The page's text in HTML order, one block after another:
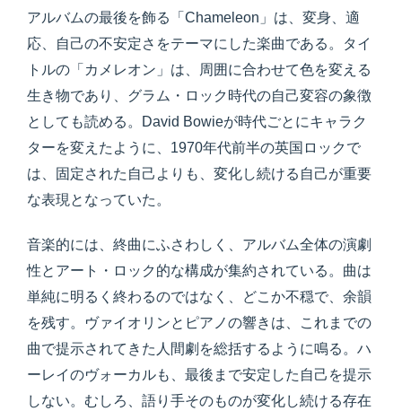
アルバムの最後を飾る「Chameleon」は、変身、適
応、自己の不安定さをテーマにした楽曲である。タイ
トルの「カメレオン」は、周囲に合わせて色を変える
生き物であり、グラム・ロック時代の自己変容の象徴
としても読める。David Bowieが時代ごとにキャラク
ターを変えたように、1970年代前半の英国ロックで
は、固定された自己よりも、変化し続ける自己が重要
な表現となっていた。
音楽的には、終曲にふさわしく、アルバム全体の演劇
性とアート・ロック的な構成が集約されている。曲は
単純に明るく終わるのではなく、どこか不穏で、余韻
を残す。ヴァイオリンとピアノの響きは、これまでの
曲で提示されてきた人間劇を総括するように鳴る。ハ
ーレイのヴォーカルも、最後まで安定した自己を提示
しない。むしろ、語り手そのものが変化し続ける存在